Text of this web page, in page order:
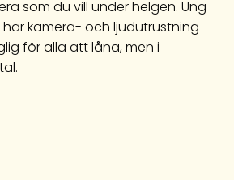
som du vill under helgen. Ung
har kamera- och ljudutrustning
för alla att låna, men i